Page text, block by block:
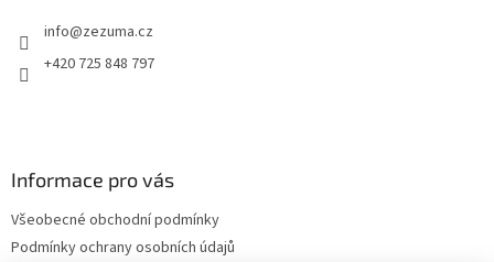
info@zezuma.cz
+420 725 848 797
Informace pro vás
Všeobecné obchodní podmínky
Podmínky ochrany osobních údajů